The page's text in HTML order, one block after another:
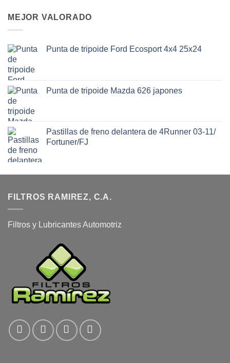
MEJOR VALORADO
Punta de tripoide Ford Ecosport 4x4 25x24
Punta de tripoide Mazda 626 japones
Pastillas de freno delantera de 4Runner 03-11/
Fortuner/FJ
FILTROS RAMIREZ, C.A.
Filtros y Lubricantes Automotriz